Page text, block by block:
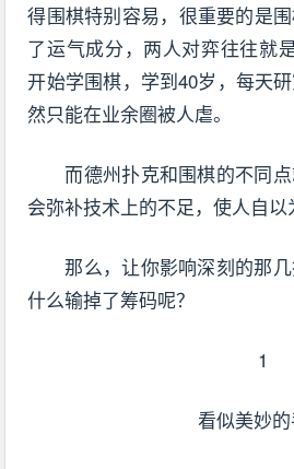
得围棋特别容易，很重要的是
了运气成分，两人对弈往往就
开始学围棋，学到40岁，每天
然只能在业余圈被人虐。
而德州扑克和围棋的不同
会弥补技术上的不足，使人自以
那么，让你影响深刻的那
什么输掉了筹码呢？
1
看似美妙